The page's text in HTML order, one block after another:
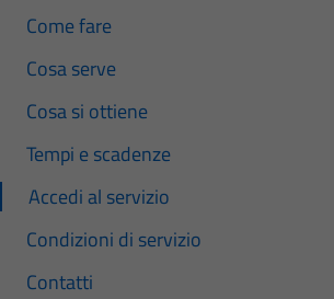
Come fare
Cosa serve
Cosa si ottiene
Tempi e scadenze
Accedi al servizio
Condizioni di servizio
Contatti